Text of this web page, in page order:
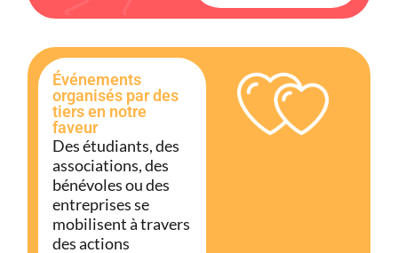
Événements
organisés par des
tiers en notre
faveur
Des étudiants, des
associations, des
bénévoles ou des
entreprises se
mobilisent à travers
des actions